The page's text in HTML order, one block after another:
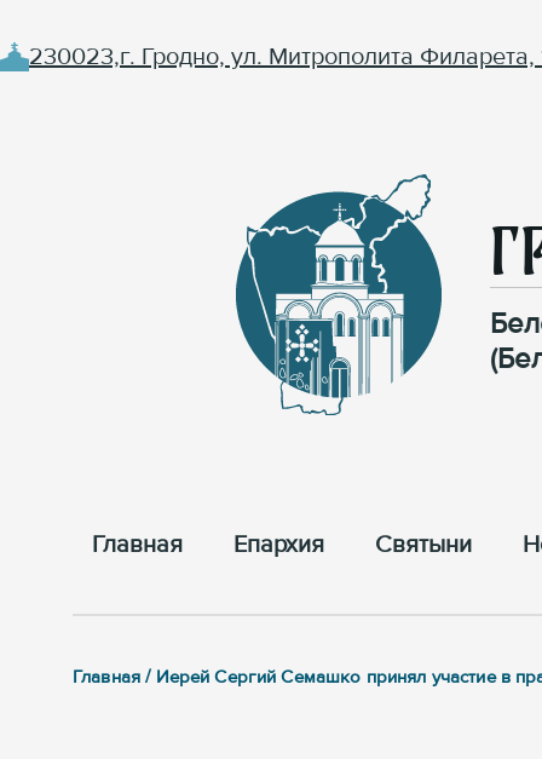
230023,г. Гродно, ул. Митрополита Филарета,
Главная Епархия Cвятыни
Главная / Иерей Сергий Семашко принял участие в